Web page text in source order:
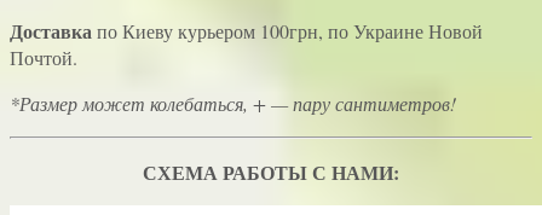
Доставкапо Киеву курьером 100грн, по Украине Новой
Почтой.
*Размер может колебаться, + — пару сантиметров!
СХЕМА РАБОТЫ С НАМИ: